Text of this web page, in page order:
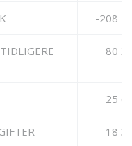
-208
80
25
18